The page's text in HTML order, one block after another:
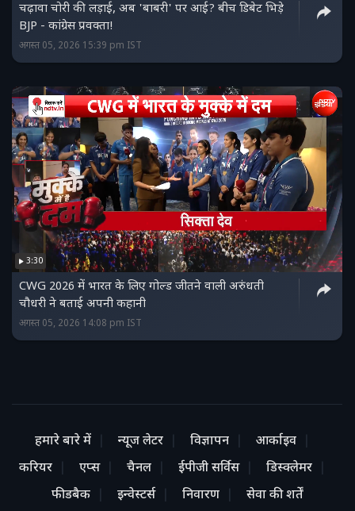
चढ़ावा चोरी की लड़ाई, अब 'बाबरी' पर आई? बीच डिबेट भिड़े
BJP - कांग्रेस प्रवक्ता!
अगस्त 05, 2026 15:39 pm IST
3:30
CWG 2026 में भारत के लिए गोल्ड जीतने वाली अरुंधती
चौधरी ने बताई अपनी कहानी
अगस्त 05, 2026 14:08 pm IST
हमारे बारे में न्यूज लेटर विज्ञापन
आर्काइव
करियर
एप्स चैनल ईपीजी सर्विस
डिस्क्लेमर
फीडबैक
इन्वेस्टर्स निवारण सेवा की शर्तें